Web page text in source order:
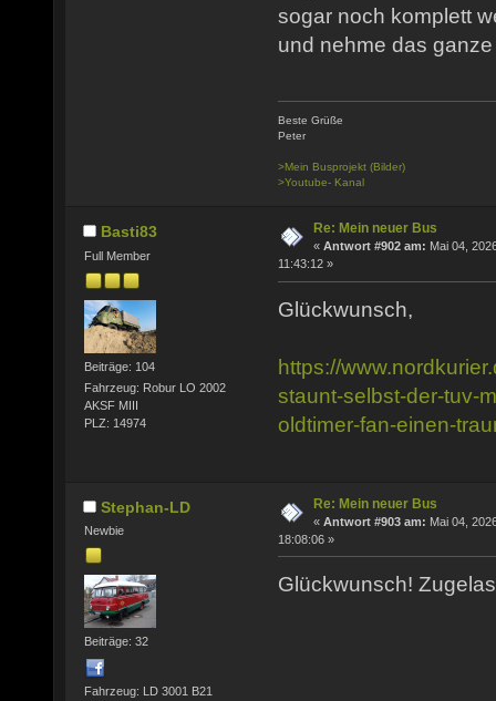
sogar noch komplett
und nehme das
Beste Grüße
Peter
>Mein Busprojekt (Bilder)
>Youtube- Kanal
Basti83
Full Member
Beiträge: 104
Fahrzeug: Robur LO 2002
AKSF MIII
PLZ: 14974
Re: Mein neuer Bus
« Antwort #902 am: Mai 04,
11:43:12 »
Glückwunsch,
https://
staunt-selbst-der-tuv-
oldtimer-fan-einen-
Stephan-LD
Newbie
Beiträge: 32
Fahrzeug: LD 3001 B21
Re: Mein neuer Bus
« Antwort #903 am: Mai 04,
18:08:06 »
Glückwunsch!